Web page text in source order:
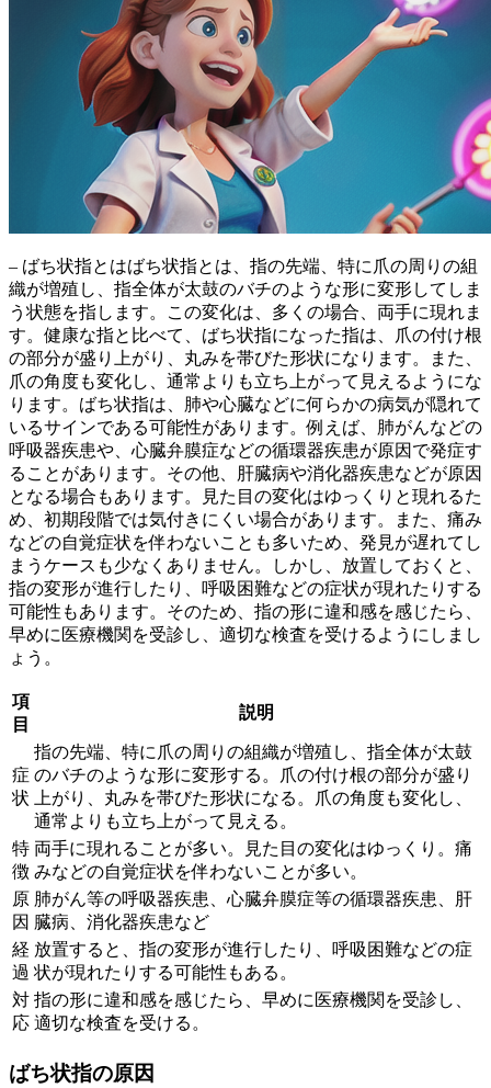
– ばち状指とはばち状指とは、指の先端、特に爪の周りの組
織が増殖し、指全体が太鼓のバチのような形に変形してしま
う状態を指します。この変化は、多くの場合、両手に現れま
す。 健康な指と比べて、ばち状指になった指は、爪の付け根
の部分が盛り上がり、丸みを帯びた形状になります。また、
爪の角度も変化し、通常よりも立ち上がって見える ようにな
ります。 ばち状指は、肺や心臓などに何らかの病気が隠れて
いるサインである可能性があります。例えば、肺がんなどの
呼吸器疾患や、心臓弁膜症などの循環器疾患が原因で発症す
ることがあります。その他、肝臓病や消化器疾患などが原因
となる場合もあります。
見た目の変化はゆっくりと現れるた
め、初期段階では気付きにくい場合があります。また、 痛み
などの自覚症状を伴わないことも多いため、発見が遅れてし
まうケースも少なくありません。しかし、放置しておくと、
指の変形が進行したり、呼吸困難などの症状が現れたりする
可能性もあります。そのため、 指の形に違和感を感じたら、
早めに医療機関を受診し、適切な検査を受けるように しまし
ょう。
項
目
説明
症
状
指の先端、特に爪の周りの組織が増殖し、指全体が太鼓
のバチのような形に変形する。爪の付け根の部分が盛り
上がり、丸みを帯びた形状になる。爪の角度も変化し、
通常よりも立ち上がって見える。
特
徴
両手に現れることが多い。見た目の変化はゆっくり。痛
みなどの自覚症状を伴わないことが多い。
原
因
肺がん等の呼吸器疾患、心臓弁膜症等の循環器疾患、肝
臓病、消化器疾患など
経
過
放置すると、指の変形が進行したり、呼吸困難などの症
状が現れたりする可能性もある。
対
応
指の形に違和感を感じたら、早めに医療機関を受診し、
適切な検査を受ける。
ばち状指の原因